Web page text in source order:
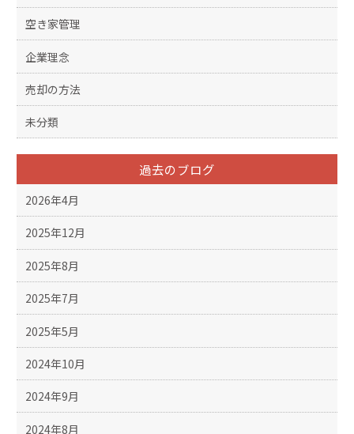
空き家管理
企業理念
売却の方法
未分類
過去のブログ
2026年4月
2025年12月
2025年8月
2025年7月
2025年5月
2024年10月
2024年9月
2024年8月